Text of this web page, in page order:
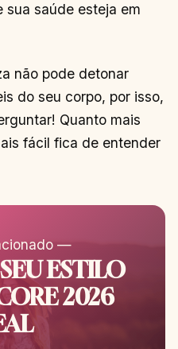
sua saúde esteja em
não pode detonar
do seu corpo, por isso,
Quanto mais
fácil fica de entender
—
ESTILO
2026